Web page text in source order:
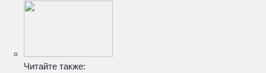
Читайте также: